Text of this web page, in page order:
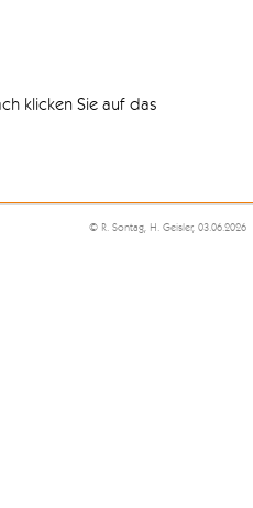
klicken Sie auf das
© R. Sontag, H. Geisler, 03.06.2026